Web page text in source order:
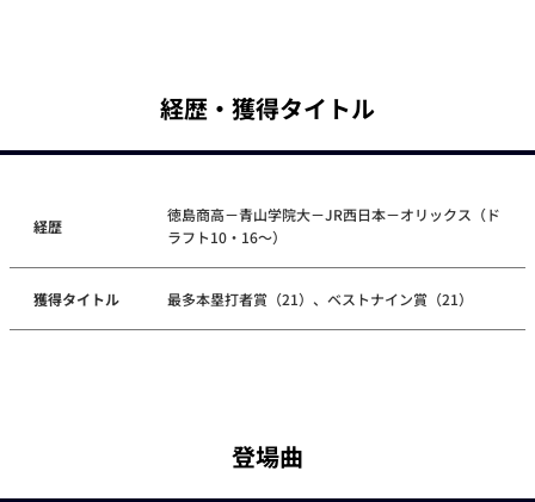
経歴・獲得タイトル
経歴
徳島商高－青山学院大－JR西日本－オリックス（ド
ラフト10・16～）
獲得タイトル 最多本塁打者賞（21）、ベストナイン賞（21）
登場曲